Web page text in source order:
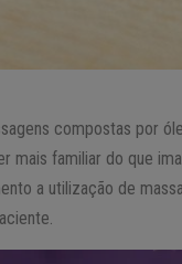
compostas por
familiar do que
a utilização de